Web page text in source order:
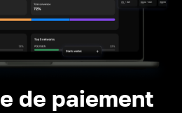
de paiement